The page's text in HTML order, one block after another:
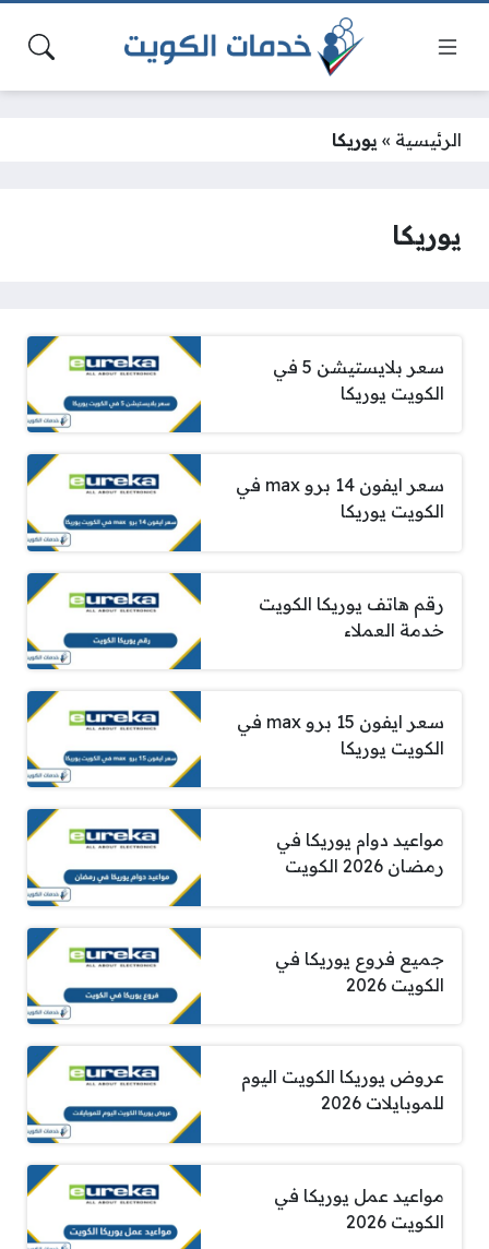
الرئيسية » يوريكا
يوريكا
سعر بلايستيشن 5 في
الكويت يوريكا
سعر ايفون 14 برو max في
الكويت يوريكا
رقم هاتف يوريكا الكويت
خدمة العملاء
سعر ايفون 15 برو max في
الكويت يوريكا
مواعيد دوام يوريكا في
رمضان 2026 الكويت
جميع فروع يوريكا في
الكويت 2026
عروض يوريكا الكويت اليوم
للموبايلات 2026
مواعيد عمل يوريكا في
الكويت 2026